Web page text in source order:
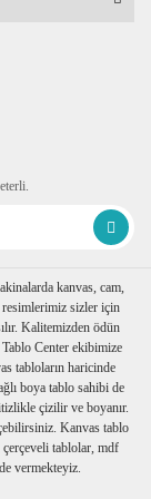
kanvas, cam,
resimlerimiz sizler için
Kalitemizden ödün
Center ekibimize
tabloların haricinde
boya tablo sahibi de
çizilir ve boyanır.
Kanvas tablo
çerçeveli tablolar, mdf
vermekteyiz.